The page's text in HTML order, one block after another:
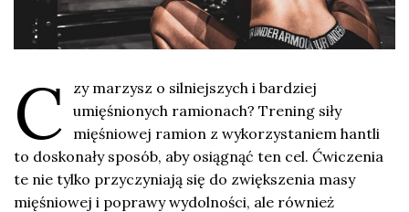
C
zy marzysz o silniejszych i bardziej
umięśnionych ramionach? Trening siły
mięśniowej ramion z wykorzystaniem hantli
to doskonały sposób, aby osiągnąć ten cel. Ćwiczenia
te nie tylko przyczyniają się do zwiększenia masy
mięśniowej i poprawy wydolności, ale również